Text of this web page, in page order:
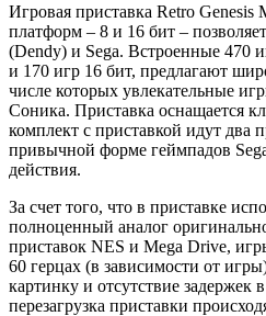
Игровая приставка Retro Genesis
платформ – 8 и 16 бит –
(Dendy) и Sega. Встроенные 470
и 170 игр 16 бит, предлагают
числе которых увлекательные
Соника. Приставка оснащается
комплект с приставкой идут два
привычной форме геймпадов
действия.
За счет того, что в приставке
полноценный аналог
приставок NES и Mega Drive,
60 герцах (в зависимости от
картинку и отсутствие задержек
перезагрузка приставки